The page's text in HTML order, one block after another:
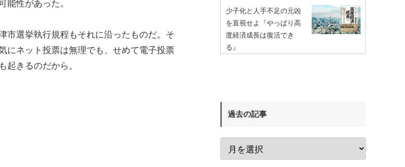
能性があった。
市選挙執行規程もそれに沿ったものだ。そ
にネット投票は無理でも、せめて電子投票
起きるのだから。
少子化と人手不足の元凶
を直視せよ『やっぱり高
度経済成長は復活でき
る』
過去の記事